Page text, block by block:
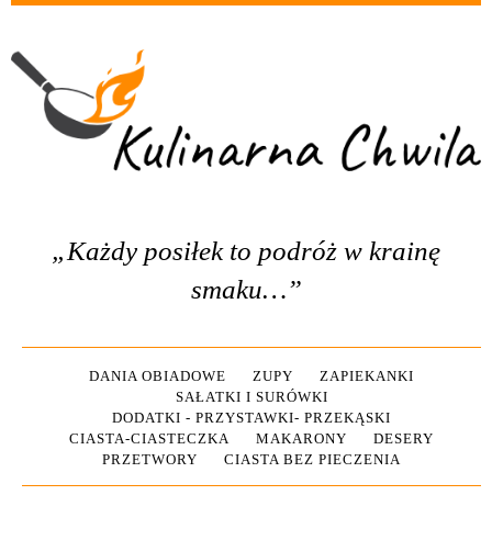
„Każdy posiłek to podróż w krainę
smaku…”
DANIA OBIADOWE ZUPY
ZAPIEKANKI
SAŁATKI I SURÓWKI
DODATKI - PRZYSTAWKI- PRZEKĄSKI
CIASTA-CIASTECZKA
MAKARONY
DESERY
PRZETWORY
CIASTA BEZ PIECZENIA